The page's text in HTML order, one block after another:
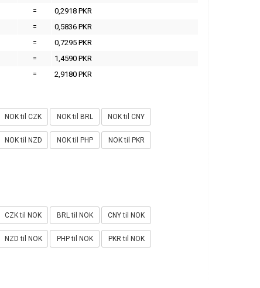
=
0,2918 PKR
=
0,5836 PKR
=
0,7295 PKR
=
1,4590 PKR
= 2,9180 PKR
NOK til CZK NOK til BRL NOK til CNY
NOK til NZD NOK til PHP NOK til PKR
CZK til NOK BRL til NOK CNY til NOK
NZD til NOK PHP til NOK PKR til NOK